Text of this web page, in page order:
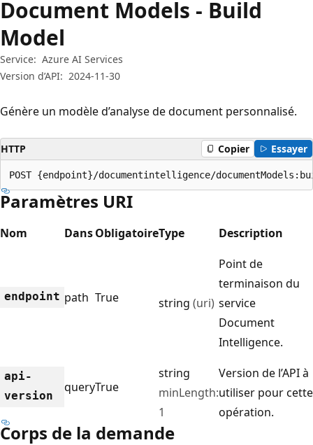
Document Models - Build
Model
Service: Azure AI Services
Version d’API: 2024-11-30
Génère un modèle d’analyse de document personnalisé.
HTTP Copier Essayer
POST {endpoint}/documentintelligence/
Paramètres URI
Nom DansObligatoireType Description
endpoint path True string (uri)
Point de
terminaison du
service
Document
Intelligence.
api-
version
queryTrue
string
minLength:
1
Version de l’API à
utiliser pour cette
opération.
Corps de la demande